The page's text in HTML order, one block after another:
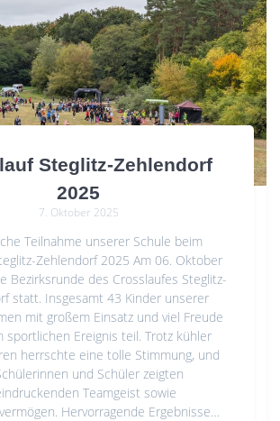
Steglitz-Zehlendorf
2025
7. Oktober 2025
Teilnahme unserer Schule beim
Zehlendorf 2025 Am 06. Oktober
Bezirksrunde des Crosslaufes Steglitz-
statt. Insgesamt 43 Kinder unserer
mit großem Einsatz und viel Freude
sportlichen Ereignis teil. Trotz kühler
herrschte eine tolle Stimmung, und
und Schüler zeigten
Teamgeist sowie
Hervorragende Ergebnisse…